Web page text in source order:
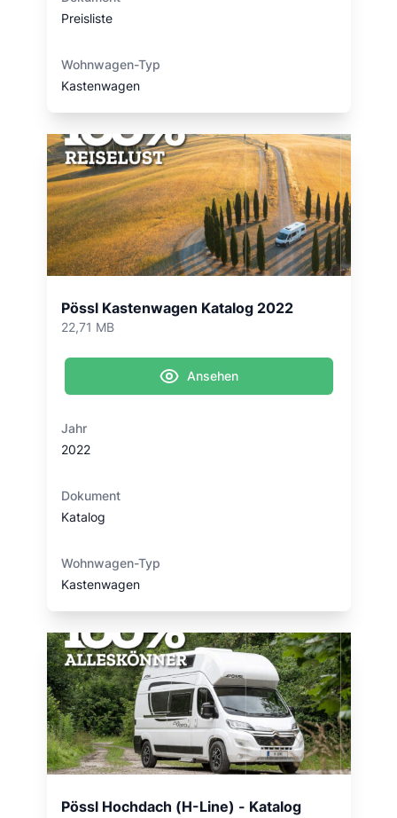
Preisliste
Wohnwagen-Typ
Kastenwagen
Pössl Kastenwagen Katalog 2022
22,71 MB
Ansehen
Jahr
2022
Dokument
Katalog
Wohnwagen-Typ
Kastenwagen
Pössl Hochdach (H-Line) - Katalog